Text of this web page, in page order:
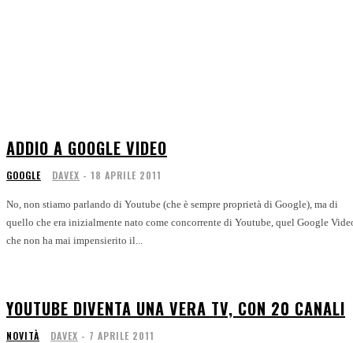
ADDIO A GOOGLE VIDEO
GOOGLE DAVEX - 18 APRILE 2011
No, non stiamo parlando di Youtube (che è sempre proprietà di Google), ma di
quello che era inizialmente nato come concorrente di Youtube, quel Google
che non ha mai impensierito il...
YOUTUBE DIVENTA UNA VERA TV, CON 20 CANALI
NOVITÀ DAVEX - 7 APRILE 2011